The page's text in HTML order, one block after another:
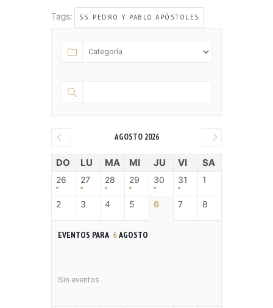
Tags: SS. PEDRO Y PABLO APÓSTOLES
AGOSTO 2026
DO LU MA MI JU VI SA
26 27 28 29 30 31 1
2 3 4 5 6 7 8
EVENTOS PARA 6AGOSTO
Sin eventos